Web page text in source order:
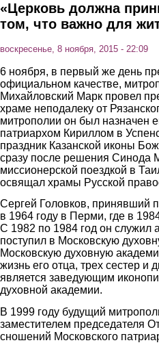
«Церковь должна
том, что важно для
воскресенье, 8 ноября, 2015 - 22:09
6 ноября, в первый же день
официальном качестве,
Михайловский Марк провел
храме неподалеку от
митрополии он был назначен
патриархом Кириллом в
праздник Казанской иконы
сразу после решения Синода
миссионерской поездкой в
освящал храмы Русской
Сергей Головков, принявший
в 1964 году в Перми, где в
С 1982 по 1984 год он служил
поступил в Московскую
Московскую духовную
жизнь его отца, трех сестер и
является заведующим
духовной академии.
В 1999 году будущий
заместителем председателя
сношений Московского